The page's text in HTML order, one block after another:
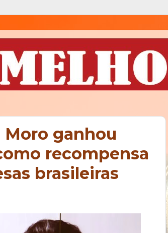
Moro ganhou
recompensa
brasileiras